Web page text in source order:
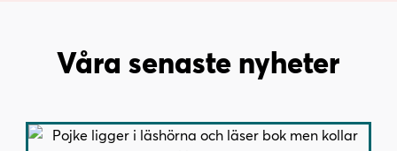
Våra senaste nyheter